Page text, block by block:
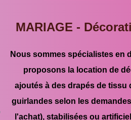
MARIAGE -
Nous sommes spécialistes en
proposons la location de
ajoutés à des drapés de
guirlandes selon les
l'achat), stabilisées ou